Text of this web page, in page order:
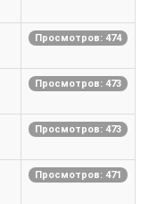
Просмотров: 474
Просмотров: 473
Просмотров: 473
Просмотров: 471